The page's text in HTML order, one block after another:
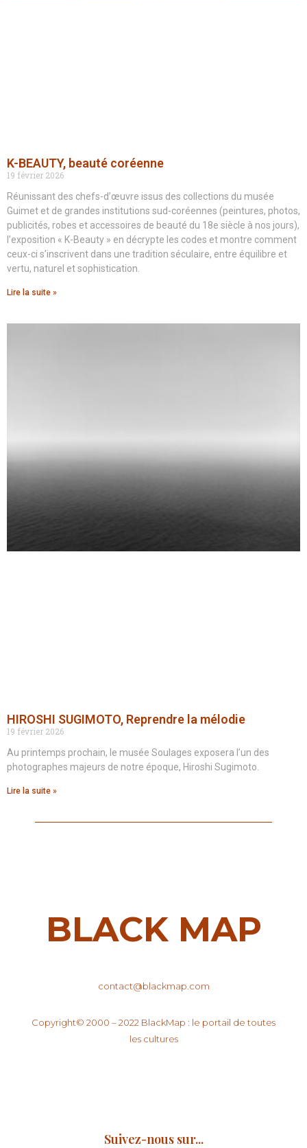
K-BEAUTY, beauté coréenne
19 février 2026
Réunissant des chefs-d’œuvre issus des collections du musée
Guimet et de grandes institutions sud-coréennes (peintures, photos,
publicités, robes et accessoires de beauté du 18e siècle à nos jours),
l’exposition « K-Beauty » en décrypte les codes et montre comment
ceux-ci s’inscrivent dans une tradition séculaire, entre équilibre et
vertu, naturel et sophistication.
Lire la suite »
HIROSHI SUGIMOTO, Reprendre la mélodie
19 février 2026
Au printemps prochain, le musée Soulages exposera l’un des
photographes majeurs de notre époque, Hiroshi Sugimoto.
Lire la suite »
BLACK MAP
contact@blackmap.com
Copyright© 2000 – 2022 BlackMap : le portail de toutes
les cultures
Suivez-nous sur...